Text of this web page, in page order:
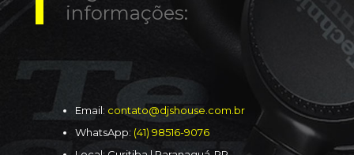
informações:
Email: contato@djshouse.com.br
WhatsApp: (41) 98516-9076